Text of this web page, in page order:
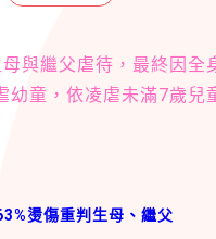
與繼父虐待，最終因
幼童，依凌虐未滿7歲
燙傷重判生母、繼父